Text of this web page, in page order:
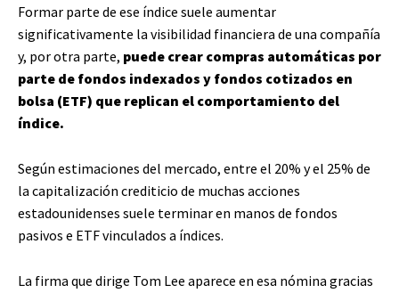
Formar parte de ese índice suele aumentar
significativamente la visibilidad financiera de una compañía
y, por otra parte, puede crear compras automáticas por
parte de fondos indexados y fondos cotizados en
bolsa (ETF) que replican el comportamiento del
índice.
Según estimaciones del mercado, entre el 20% y el 25% de
la capitalización crediticio de muchas acciones
estadounidenses suele terminar en manos de fondos
pasivos e ETF vinculados a índices.
La firma que dirige Tom Lee aparece en esa nómina gracias